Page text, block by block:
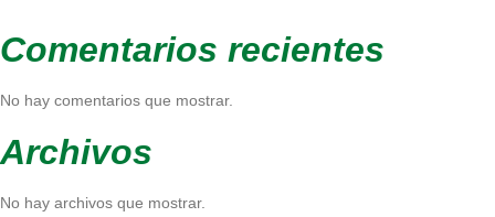
Comentarios recientes
No hay comentarios que mostrar.
Archivos
No hay archivos que mostrar.